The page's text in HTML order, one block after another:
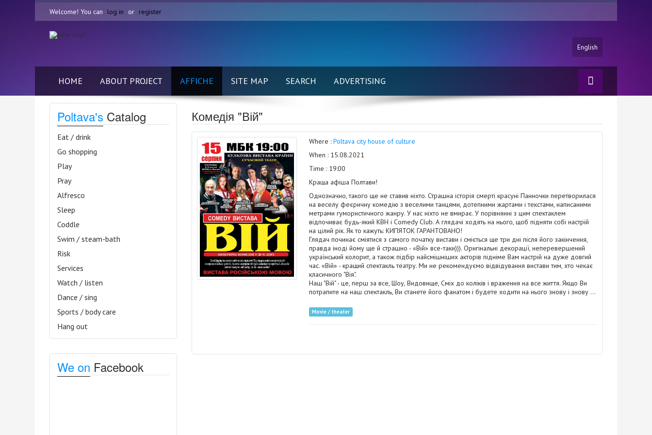
Welcome! You can log in or register
English
HOME ABOUT PROJECT AFFICHE SITE MAP SEARCH ADVERTISING
Poltava's Catalog
Eat / drink
Go shopping
Play
Pray
Alfresco
Sleep
Coddle
Swim / steam-bath
Risk
Services
Watch / listen
Dance / sing
Sports / body care
Hang out
We on Facebook
Комедія "Вій"
Where : Poltava city house of culture
When : 15.08.2021
Time : 19:00
Краща афіша Полтави!
Однозначно, такого ще не ставив ніхто. Страшна історія смерті красуні Панночки перетворилася
на веселу феєричну комедію з веселими танцями, дотепними жартами і текстами, написаними
метрами гумористичного жанру. У нас ніхто не вмирає. У порівнянні з цим спектаклем
відпочиває будь-який КВН і Comedy Club. А глядачі ходять на нього, щоб підняти собі настрій
на цілий рік. Як то кажуть: КИПЯТОК ГАРАНТОВАНО!
Глядач починає сміятися з самого початку вистави і сміється ще три дні після його закінчення,
правда іноді йому ще й страшно - «Вій» все-таки))). Оригінальні декорації, неперевершений
український колорит, а також підбір найсмішніших акторів підніме Вам настрій на дуже довгий
час. «Вій» - кращий спектакль театру. Ми не рекомендуємо відвідування вистави тим, хто чекає
класичного "Вія".
Наш "Вій" - це, перш за все, Шоу, Видовище, Сміх до коліків і враження на все життя. Якщо Ви
потрапите на наш спектакль, Ви станете його фанатом і будете ходити на нього знову і знову ...
Movie / theater